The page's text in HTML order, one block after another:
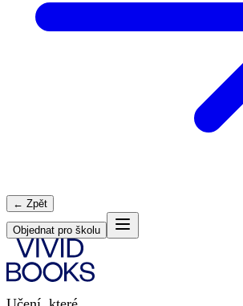
← Zpět
Objednat pro školu